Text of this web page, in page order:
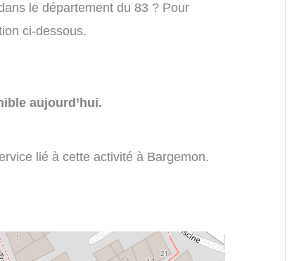
le département du 83 ? Pour
ci-dessous.
aujourd’hui.
lié à cette activité à Bargemon.